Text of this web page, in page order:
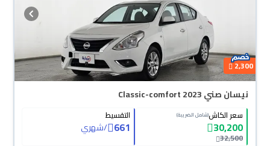
2,300
نيسان صني Classic-comfort 2023
سعر الكاش(شامل الضريبة)
30,200
32,500
التقسيط
661
/شهري